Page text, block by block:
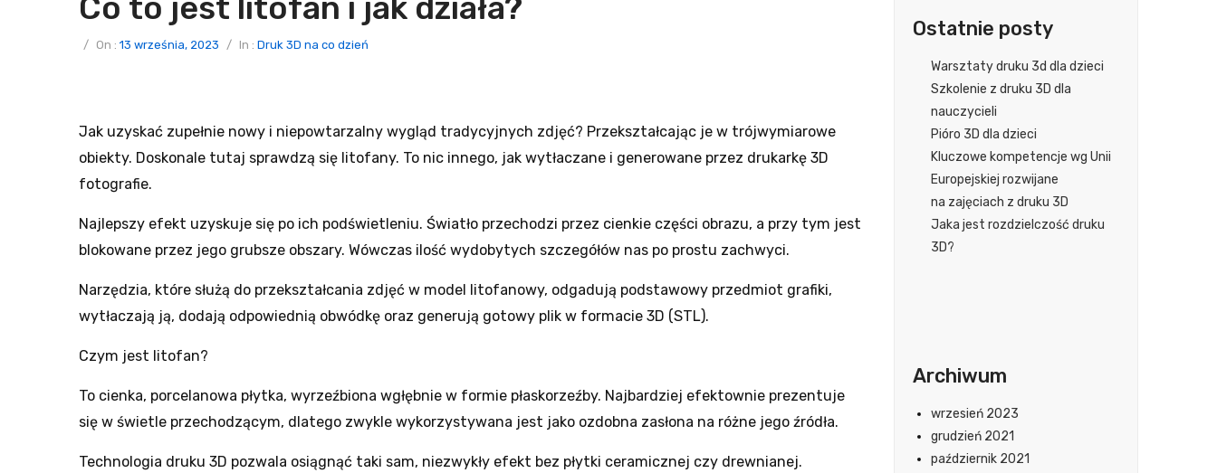
Co to jest litofan i jak działa?
/ On : 13 września, 2023 / In : Druk 3D na co dzień
Jak uzyskać zupełnie nowy i niepowtarzalny wygląd tradycyjnych zdjęć? Przekształcając je w trójwymiarowe
obiekty. Doskonale tutaj sprawdzą się litofany. To nic innego, jak wytłaczane i generowane przez drukarkę 3D
fotografie.
Najlepszy efekt uzyskuje się po ich podświetleniu. Światło przechodzi przez cienkie części obrazu, a przy tym jest
blokowane przez jego grubsze obszary. Wówczas ilość wydobytych szczegółów nas po prostu zachwyci.
Narzędzia, które służą do przekształcania zdjęć w model litofanowy, odgadują podstawowy przedmiot grafiki,
wytłaczają ją, dodają odpowiednią obwódkę oraz generują gotowy plik w formacie 3D (STL).
Czym jest litofan?
To cienka, porcelanowa płytka, wyrzeźbiona wgłębnie w formie płaskorzeźby. Najbardziej efektownie prezentuje
się w świetle przechodzącym, dlatego zwykle wykorzystywana jest jako ozdobna zasłona na różne jego źródła.
Technologia druku 3D pozwala osiągnąć taki sam, niezwykły efekt bez płytki ceramicznej czy drewnianej.
Ostatnie posty
Warsztaty druku 3d dla dzieci
Szkolenie z druku 3D dla
nauczycieli
Pióro 3D dla dzieci
Kluczowe kompetencje wg Unii
Europejskiej rozwijane
na zajęciach z druku 3D
Jaka jest rozdzielczość druku
3D?
Archiwum
wrzesień 2023
grudzień 2021
październik 2021